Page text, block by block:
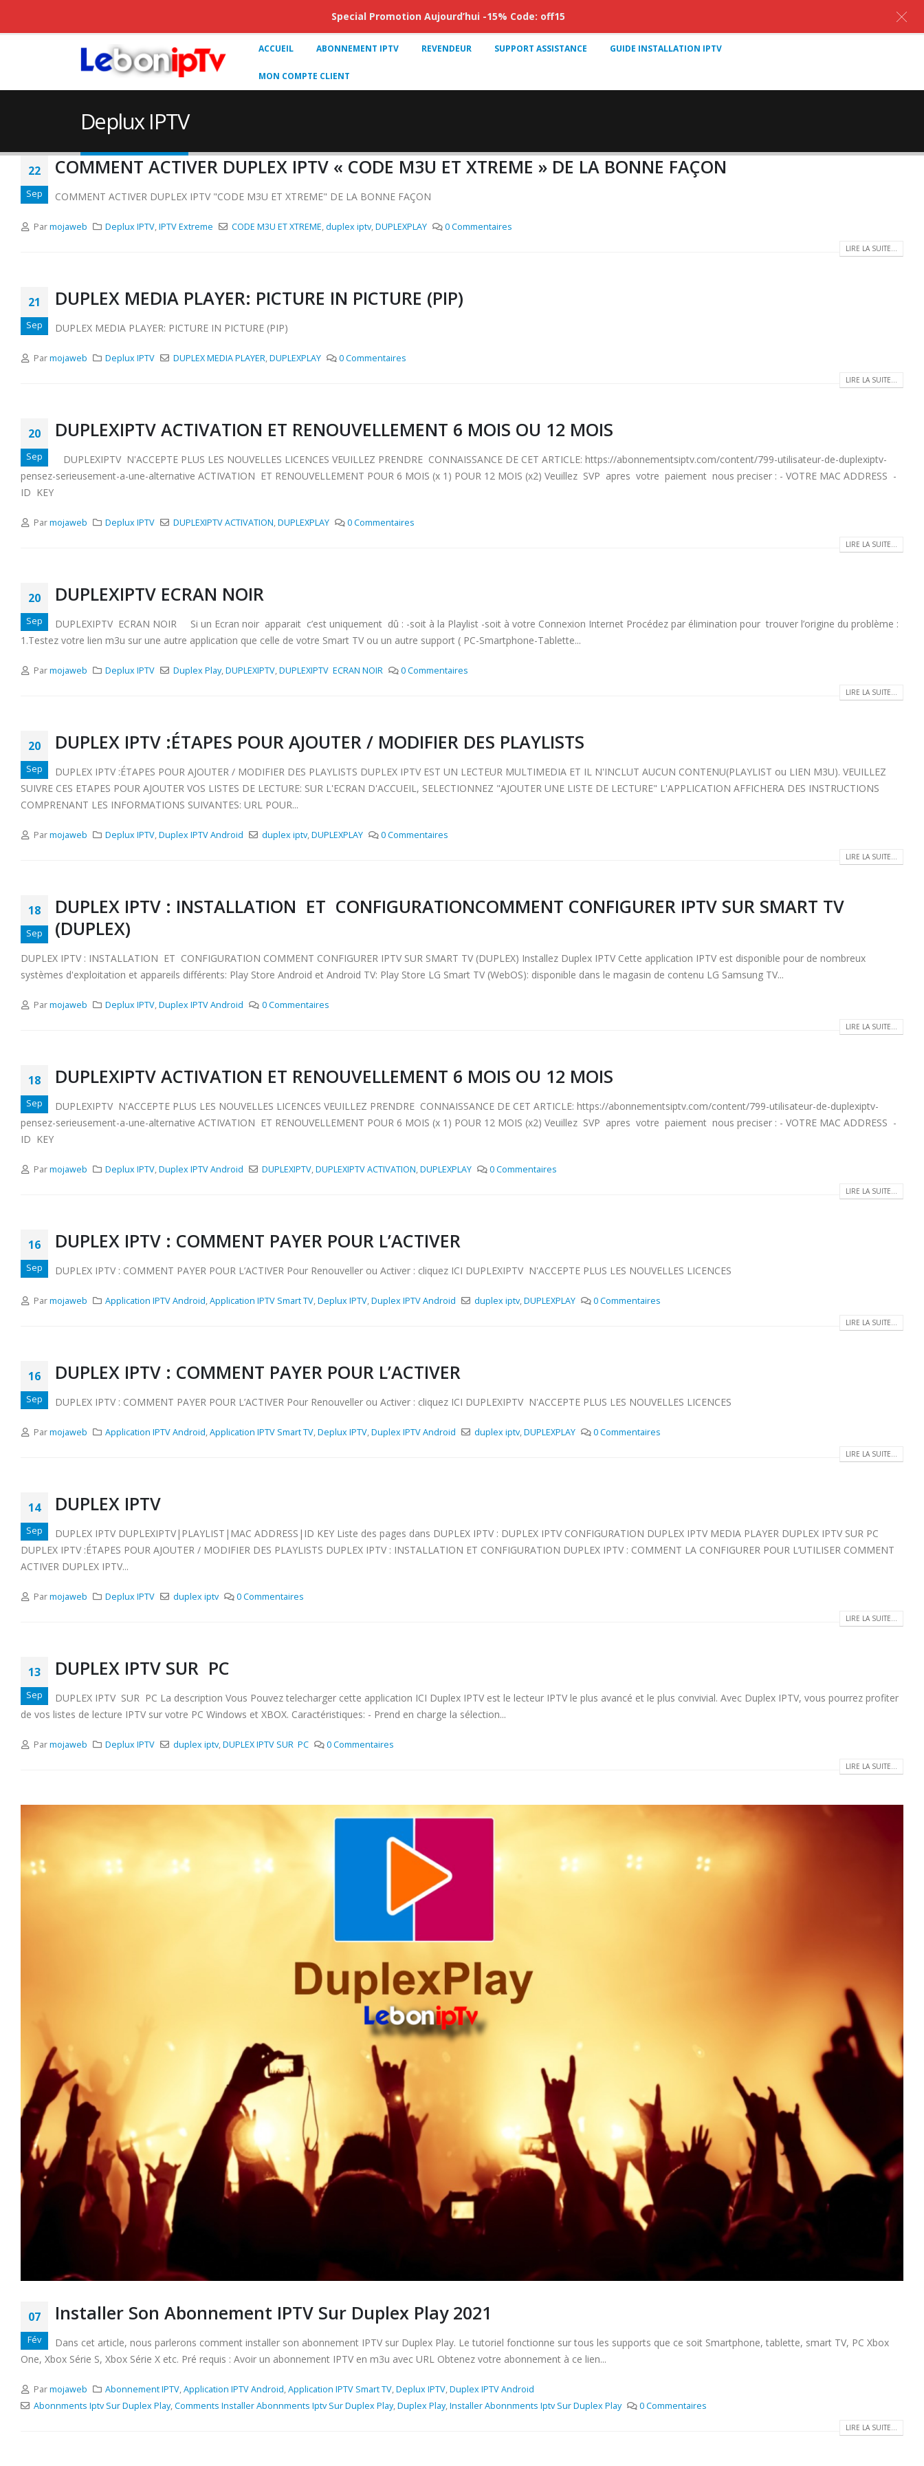
ACCUEIL ABONNEMENT IPTV REVENDEUR SUPPORT ASSISTANCE GUIDE INSTALLATION IPTV
MON COMPTE CLIENT
Deplux IPTV
22
Sep
COMMENT ACTIVER DUPLEX IPTV « CODE M3U ET XTREME » DE LA BONNE FAÇON
COMMENT ACTIVER DUPLEX IPTV "CODE M3U ET XTREME" DE LA BONNE FAÇON
Parmojaweb Deplux IPTV,IPTV Extreme CODE M3U ET XTREME,duplex iptv,DUPLEXPLAY 0 Commentaires
LIRE LA SUITE...
21
Sep
DUPLEX MEDIA PLAYER: PICTURE IN PICTURE (PIP)
DUPLEX MEDIA PLAYER: PICTURE IN PICTURE (PIP)
Parmojaweb Deplux IPTV DUPLEX MEDIA PLAYER,DUPLEXPLAY 0 Commentaires
LIRE LA SUITE...
20
Sep
DUPLEXIPTV ACTIVATION ET RENOUVELLEMENT 6 MOIS OU 12 MOIS
DUPLEXIPTV N'ACCEPTE PLUS LES NOUVELLES LICENCES VEUILLEZ PRENDRE CONNAISSANCE DE CET ARTICLE: https://abonnementsiptv.com/content/799-utilisateur-de-duplexiptv-
pensez-serieusement-a-une-alternative ACTIVATION ET RENOUVELLEMENT POUR 6 MOIS (x 1) POUR 12 MOIS (x2) Veuillez SVP apres votre paiement nous preciser : - VOTRE MAC ADDRESS -
ID KEY
Parmojaweb Deplux IPTV DUPLEXIPTV ACTIVATION,DUPLEXPLAY 0 Commentaires
LIRE LA SUITE...
20
Sep
DUPLEXIPTV ECRAN NOIR
DUPLEXIPTV ECRAN NOIR Si un Ecran noir apparait c’est uniquement dû : -soit à la Playlist -soit à votre Connexion Internet Procédez par élimination pour trouver l’origine du problème :
1.Testez votre lien m3u sur une autre application que celle de votre Smart TV ou un autre support ( PC-Smartphone-Tablette...
Parmojaweb Deplux IPTV Duplex Play,DUPLEXIPTV,DUPLEXIPTV ECRAN NOIR 0 Commentaires
LIRE LA SUITE...
20
Sep
DUPLEX IPTV :ÉTAPES POUR AJOUTER / MODIFIER DES PLAYLISTS
DUPLEX IPTV :ÉTAPES POUR AJOUTER / MODIFIER DES PLAYLISTS DUPLEX IPTV EST UN LECTEUR MULTIMEDIA ET IL N'INCLUT AUCUN CONTENU(PLAYLIST ou LIEN M3U). VEUILLEZ
SUIVRE CES ETAPES POUR AJOUTER VOS LISTES DE LECTURE: SUR L'ECRAN D'ACCUEIL, SELECTIONNEZ "AJOUTER UNE LISTE DE LECTURE" L'APPLICATION AFFICHERA DES INSTRUCTIONS
COMPRENANT LES INFORMATIONS SUIVANTES: URL POUR...
Parmojaweb Deplux IPTV,Duplex IPTV Android duplex iptv,DUPLEXPLAY 0 Commentaires
LIRE LA SUITE...
18
Sep
DUPLEX IPTV : INSTALLATION ET CONFIGURATIONCOMMENT CONFIGURER IPTV SUR SMART TV
(DUPLEX)
DUPLEX IPTV : INSTALLATION ET CONFIGURATION COMMENT CONFIGURER IPTV SUR SMART TV (DUPLEX) Installez Duplex IPTV Cette application IPTV est disponible pour de nombreux
systèmes d'exploitation et appareils différents: Play Store Android et Android TV: Play Store LG Smart TV (WebOS): disponible dans le magasin de contenu LG Samsung TV...
Parmojaweb Deplux IPTV,Duplex IPTV Android 0 Commentaires
LIRE LA SUITE...
18
Sep
DUPLEXIPTV ACTIVATION ET RENOUVELLEMENT 6 MOIS OU 12 MOIS
DUPLEXIPTV N'ACCEPTE PLUS LES NOUVELLES LICENCES VEUILLEZ PRENDRE CONNAISSANCE DE CET ARTICLE: https://abonnementsiptv.com/content/799-utilisateur-de-duplexiptv-
pensez-serieusement-a-une-alternative ACTIVATION ET RENOUVELLEMENT POUR 6 MOIS (x 1) POUR 12 MOIS (x2) Veuillez SVP apres votre paiement nous preciser : - VOTRE MAC ADDRESS -
ID KEY
Parmojaweb Deplux IPTV,Duplex IPTV Android DUPLEXIPTV,DUPLEXIPTV ACTIVATION,DUPLEXPLAY 0 Commentaires
LIRE LA SUITE...
16
Sep
DUPLEX IPTV : COMMENT PAYER POUR L’ACTIVER
DUPLEX IPTV : COMMENT PAYER POUR L’ACTIVER Pour Renouveller ou Activer : cliquez ICI DUPLEXIPTV N'ACCEPTE PLUS LES NOUVELLES LICENCES
Parmojaweb Application IPTV Android,Application IPTV Smart TV,Deplux IPTV,Duplex IPTV Android duplex iptv,DUPLEXPLAY 0 Commentaires
LIRE LA SUITE...
16
Sep
DUPLEX IPTV : COMMENT PAYER POUR L’ACTIVER
DUPLEX IPTV : COMMENT PAYER POUR L’ACTIVER Pour Renouveller ou Activer : cliquez ICI DUPLEXIPTV N'ACCEPTE PLUS LES NOUVELLES LICENCES
Parmojaweb Application IPTV Android,Application IPTV Smart TV,Deplux IPTV,Duplex IPTV Android duplex iptv,DUPLEXPLAY 0 Commentaires
LIRE LA SUITE...
14
Sep
DUPLEX IPTV
DUPLEX IPTV DUPLEXIPTV|PLAYLIST|MAC ADDRESS|ID KEY Liste des pages dans DUPLEX IPTV : DUPLEX IPTV CONFIGURATION DUPLEX IPTV MEDIA PLAYER DUPLEX IPTV SUR PC
DUPLEX IPTV :ÉTAPES POUR AJOUTER / MODIFIER DES PLAYLISTS DUPLEX IPTV : INSTALLATION ET CONFIGURATION DUPLEX IPTV : COMMENT LA CONFIGURER POUR L’UTILISER COMMENT
ACTIVER DUPLEX IPTV...
Parmojaweb Deplux IPTV duplex iptv 0 Commentaires
LIRE LA SUITE...
13
Sep
DUPLEX IPTV SUR PC
DUPLEX IPTV SUR PC La description Vous Pouvez telecharger cette application ICI Duplex IPTV est le lecteur IPTV le plus avancé et le plus convivial. Avec Duplex IPTV, vous pourrez profiter
de vos listes de lecture IPTV sur votre PC Windows et XBOX. Caractéristiques: - Prend en charge la sélection...
Parmojaweb Deplux IPTV duplex iptv,DUPLEX IPTV SUR PC 0 Commentaires
LIRE LA SUITE...
07
Fév
Installer Son Abonnement IPTV Sur Duplex Play 2021
Dans cet article, nous parlerons comment installer son abonnement IPTV sur Duplex Play. Le tutoriel fonctionne sur tous les supports que ce soit Smartphone, tablette, smart TV, PC Xbox
One, Xbox Série S, Xbox Série X etc. Pré requis : Avoir un abonnement IPTV en m3u avec URL Obtenez votre abonnement à ce lien...
Parmojaweb Abonnement IPTV,Application IPTV Android,Application IPTV Smart TV,Deplux IPTV,Duplex IPTV Android
Abonnments Iptv Sur Duplex Play,Comments Installer Abonnments Iptv Sur Duplex Play,Duplex Play,Installer Abonnments Iptv Sur Duplex Play 0 Commentaires
LIRE LA SUITE...
Special Promotion Aujourd’hui -15% Code: off15